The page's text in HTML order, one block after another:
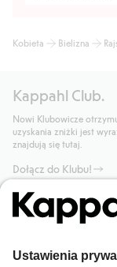
Kobieta Bielizna
Kappahl Club.
Nowi Klubowicze
uzyskania zniżki jest
znajdują się tutaj.
Dołącz do Klubu!